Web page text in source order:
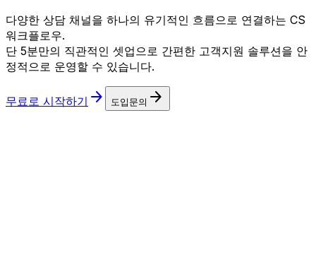
다양한 상담 채널을 하나의 유기적인 흐름으로 연결하는 CS
워크플로우.
단 5분만의 직관적인 셋업으로 간편한 고객지원 솔루션을 안
정적으로 운영할 수 있습니다.
무료로 시작하기 arrow_forward 도입문의 arrow_forward